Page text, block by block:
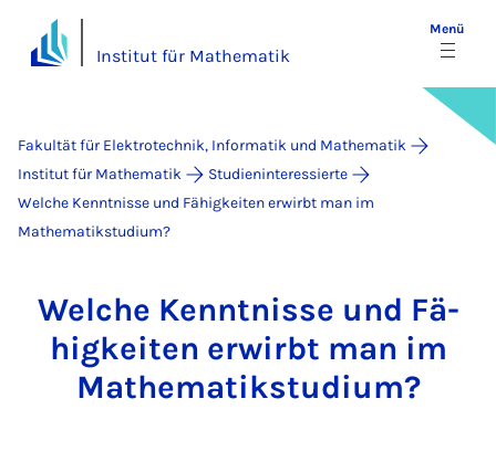
Institut für Mathematik
Menü
Fakultät für Elektrotechnik, Informatik und Mathematik
Institut für Mathematik
Studieninteressierte
Welche Kenntnisse und Fähigkeiten erwirbt man im
Mathematikstudium?
Wel­che Kennt­­nis­­se und Fä­
hig­kei­ten er­wirbt man im
Ma­the­­ma­ti­k­­stu­­di­um?